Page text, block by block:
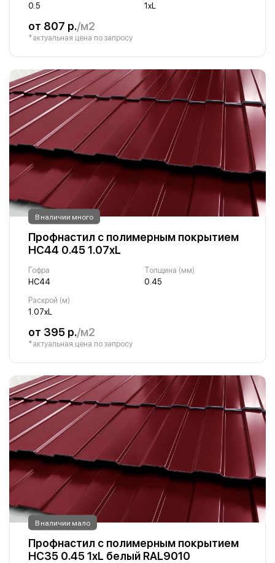
0.5 1хL
от 807 р./м2
*актуальная цена по запросу
В наличии много
Профнастил с полимерным покрытием
НС44 0.45 1.07хL
Гофра
НС44
Толщина (мм)
0.45
Раскрой (м)
1.07хL
от 395 р./м2
*актуальная цена по запросу
В наличии мало
Профнастил с полимерным покрытием
НС35 0.45 1хL белый RAL9010